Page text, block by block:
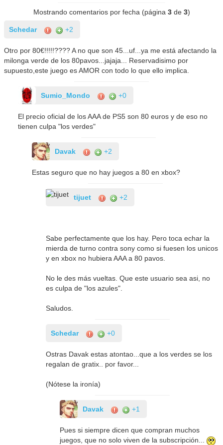
Mostrando comentarios por fecha (página 3de 3)
Schedar +2
Otro por 80€!!!!!???? A no que son 45...uf...ya me está afectando la
milonga verde de los 80pavos...jajaja... Reservadisimo por
supuesto,este juego es AMOR con todo lo que ello implica.
Sumio_Mondo +0
El precio oficial de los AAA de PS5 son 80 euros y de eso no
tienen culpa "los verdes"
Davak +2
Estas seguro que no hay juegos a 80 en xbox?
tijuet +2
Sabe perfectamente que los hay. Pero toca echar la
mierda de turno contra sony como si fuesen los unicos
y en xbox no hubiera AAA a 80 pavos.
No le des más vueltas. Que este usuario sea asi, no
es culpa de "los azules".
Saludos.
Schedar +0
Ostras Davak estas atontao...que a los verdes se los
regalan de gratix.. por favor...
(Nótese la ironía)
Davak +1
Pues si siempre dicen que compran muchos
juegos, que no solo viven de la subscripción...